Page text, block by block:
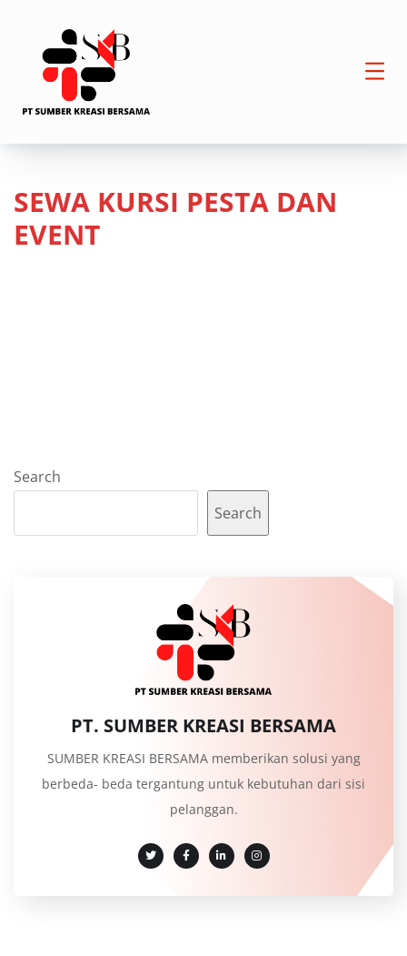
SEWA KURSI PESTA DAN
EVENT
Search
Search
PT. SUMBER KREASI BERSAMA
SUMBER KREASI BERSAMA memberikan solusi yang
berbeda- beda tergantung untuk kebutuhan dari sisi
pelanggan.